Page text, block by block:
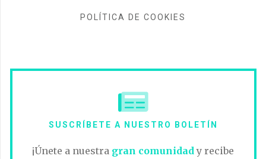
POLÍTICA DE COOKIES
SUSCRÍBETE A NUESTRO BOLETÍN
¡Únete a nuestra gran comunidad y recibe